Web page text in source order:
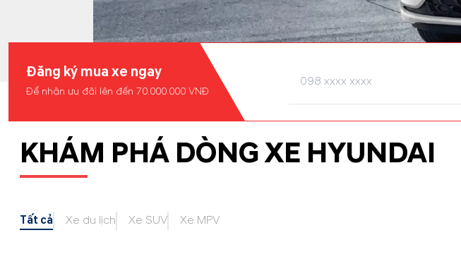
Đăng ký mua xe ngay
Để nhận ưu đãi lên đến 70.000.000 VNĐ
KHÁM PHÁ DÒNG XE HYUNDAI
Tất cả Xe du lịch Xe SUV Xe MPV